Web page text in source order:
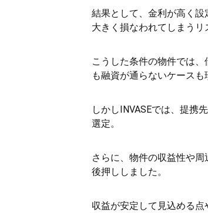
結果として、金利が高く
大きく損なわれてしまうリ
こうした条件の物件では
も融資が通らないケースも
しかしINVASEでは、提携
選定。
さらに、物件の収益性や
後押ししました。
収益が安定して見込める